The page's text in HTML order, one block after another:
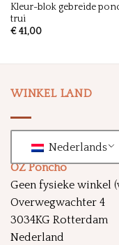
Kleur-blok gebreide
trui
€41,00
WINKEL LAND
Nederlands
OZ Poncho
Geen fysieke winkel
Overwegwachter 4
3034KG Rotterdam
Nederland